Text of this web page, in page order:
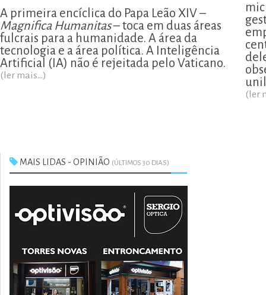
A primeira encíclica do Papa Leão XIV –
Magnifica Humanitas– toca em duas áreas
fulcrais para a humanidade. A área da
tecnologia e a área política. A Inteligência
Artificial (IA) não é rejeitada pelo Vaticano.
(ler mais...)
(ler
MAIS LIDAS - OPINIÃO (ÚLTIMOS 30 DIAS)